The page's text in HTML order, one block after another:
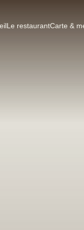
Le restaurantCarte &